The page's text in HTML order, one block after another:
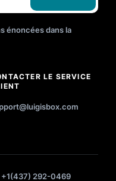
énoncées dans la
LE SERVICE
+1(437) 292-0469